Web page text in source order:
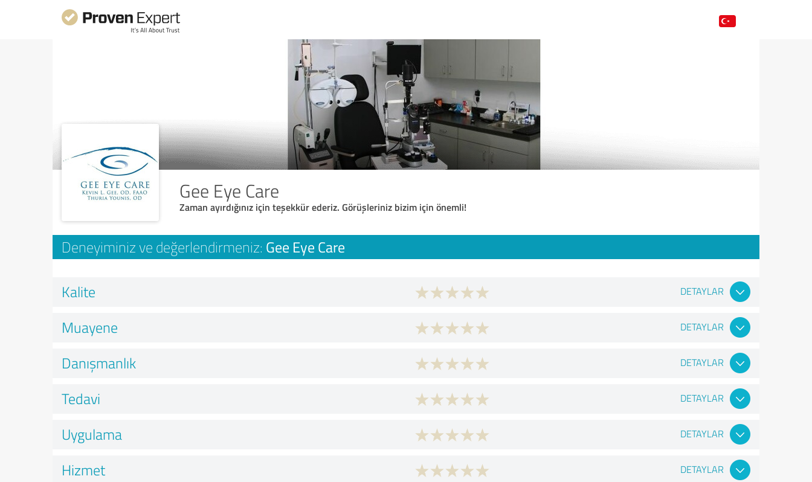
Gee Eye Care
Zaman ayırdığınız için teşekkür ederiz. Görüşleriniz bizim için önemli!
Deneyiminiz ve değerlendirmeniz: Gee Eye Care
Kalite DETAYLAR
Muayene DETAYLAR
Danışmanlık DETAYLAR
Tedavi DETAYLAR
Uygulama DETAYLAR
Hizmet DETAYLAR